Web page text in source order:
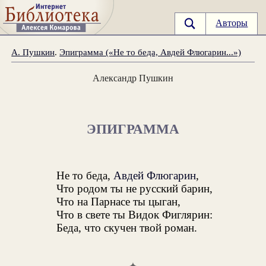
Авторы
А. Пушкин.Эпиграмма («Не то беда, Авдей Флюгарин...»)
Александр Пушкин
ЭПИГРАММА
Не то беда, Авдей Флюгарин,
Что родом ты не русский барин,
Что на Парнасе ты цыган,
Что в свете ты Видок Фиглярин:
Беда, что скучен твой роман.